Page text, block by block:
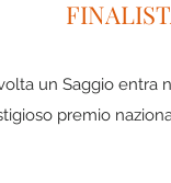
un Saggio entra
premio